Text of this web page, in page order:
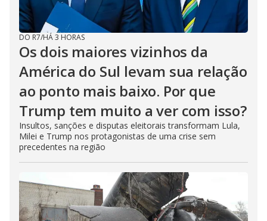
DO R7/HÁ 3 HORAS
Os dois maiores vizinhos da
América do Sul levam sua relação
ao ponto mais baixo. Por que
Trump tem muito a ver com isso?
Insultos, sanções e disputas eleitorais transformam Lula,
Milei e Trump nos protagonistas de uma crise sem
precedentes na região